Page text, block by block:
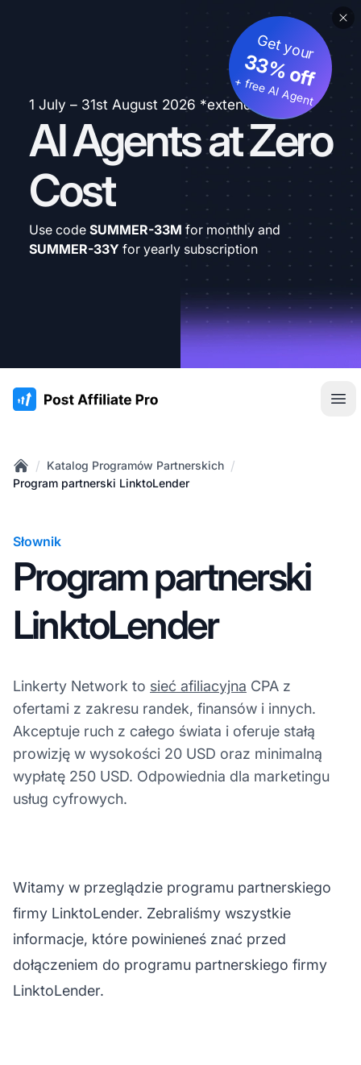
1 July – 31st August 2026 *extended
AI Agents at Zero
Cost
Get your
33% off
+ free AI Agent
Use code SUMMER-33M for monthly and
SUMMER-33Y for yearly subscription
:site.title
Home
/ Katalog Programów Partnerskich /
Program partnerski LinktoLender
Słownik
Program partnerski
LinktoLender
Linkerty Network to sieć afiliacyjna CPA z
ofertami z zakresu randek, finansów i innych.
Akceptuje ruch z całego świata i oferuje stałą
prowizję w wysokości 20 USD oraz minimalną
wypłatę 250 USD. Odpowiednia dla marketingu
usług cyfrowych.
Witamy w przeglądzie programu partnerskiego
firmy LinktoLender. Zebraliśmy wszystkie
informacje, które powinieneś znać przed
dołączeniem do programu partnerskiego firmy
LinktoLender.